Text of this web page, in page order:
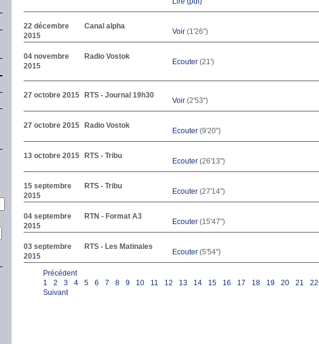
22 décembre
2015
Canal alpha
Voir (1'26'')
04 novembre
2015
Radio Vostok
Ecouter (21')
27 octobre 2015 RTS - Journal 19h30
Voir (2'53'')
27 octobre 2015 Radio Vostok
Ecouter (9'20'')
13 octobre 2015 RTS - Tribu
Ecouter (26'13'')
15 septembre
2015
RTS - Tribu
Ecouter (27'14'')
04 septembre
2015
RTN - Format A3
Ecouter (15'47'')
03 septembre
2015
RTS - Les Matinales
Ecouter (5'54'')
Précédent
1
2 3 4 5 6 7 8 9 10 11 12 13 14 15 16 17 18 19 20 21 22
Suivant